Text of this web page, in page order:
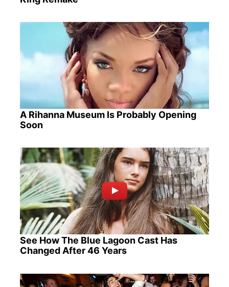
A Rihanna Museum Is Probably Opening
Soon
See How The Blue Lagoon Cast Has
Changed After 46 Years